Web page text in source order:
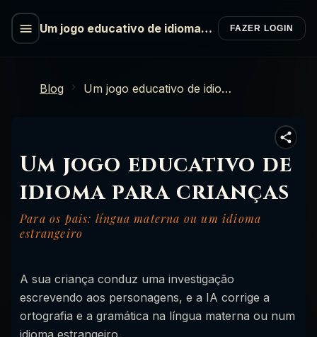
Um jogo educativo de idioma
FAZER LOGIN
Blog Um jogo educativo de idioma para crianças
Um jogo educativo de
idioma para crianças
Para os pais: língua materna ou um idioma
estrangeiro
A sua criança conduz uma investigação
escrevendo aos personagens, e a IA corrige a
ortografia e a gramática na língua materna ou num
idioma estrangeiro.